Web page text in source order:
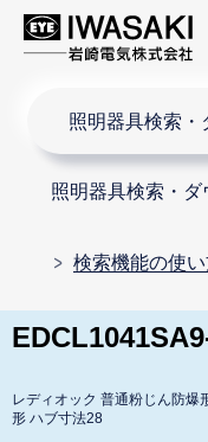
照明器具検索・
照明器具検索・ダ
検索機能の使
レディオック 普通粉じん防爆
形 ハブ寸法28